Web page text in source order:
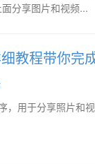
分享图片和视频...
教程带你完
，用于分享照片和